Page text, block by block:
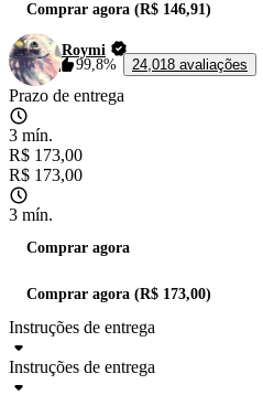
Comprar agora (R$ 146,91)
Roymi
99,8%
24,018 avaliações
Prazo de entrega
3 mín.
R$ 173,00
R$ 173,00
3 mín.
Comprar agora
Comprar agora (R$ 173,00)
Instruções de entrega
Instruções de entrega